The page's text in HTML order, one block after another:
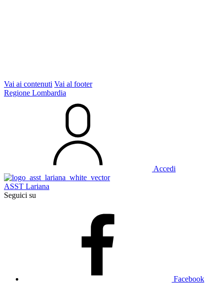
Vai ai contenuti Vai al footer
Regione Lombardia
Accedi
ASST Lariana
Seguici su
Facebook